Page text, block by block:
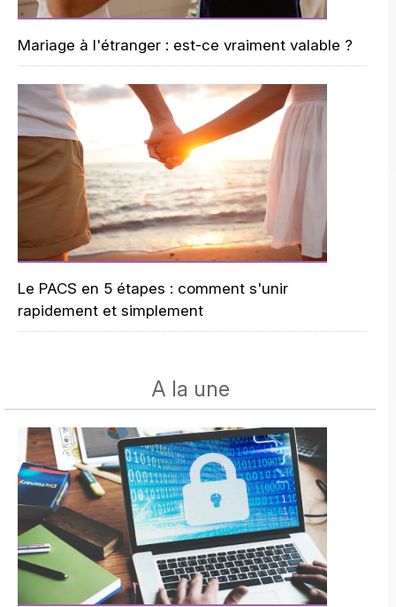
Mariage à l'étranger : est-ce vraiment valable ?
Le PACS en 5 étapes : comment s'unir
rapidement et simplement
A la une